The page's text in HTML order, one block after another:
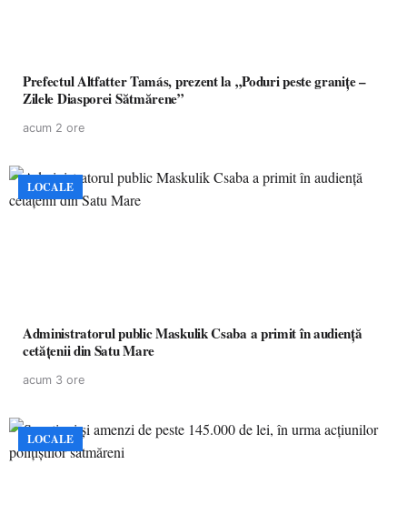
Prefectul Altfatter Tamás, prezent la „Poduri peste granițe –
Zilele Diasporei Sătmărene”
acum 2 ore
LOCALE
Administratorul public Maskulik Csaba a primit în audiență
cetățenii din Satu Mare
acum 3 ore
LOCALE